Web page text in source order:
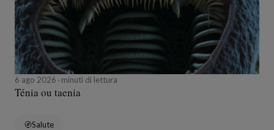
6 ago 2026 minuti di lettura
Ténia ou taenia
Salute